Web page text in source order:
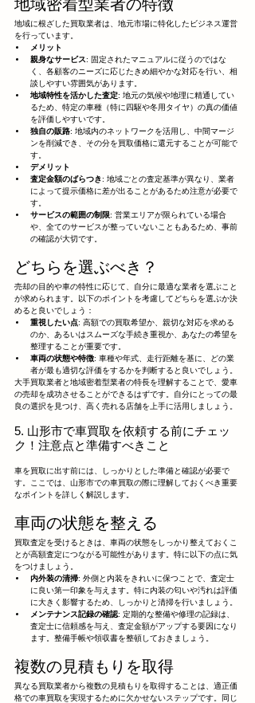
地域密着型業者の特徴
地域に根ざした買取業者は、地元市場に特化したビジネス運営
を行っています。
メリット
親身なサービス: 固定されたマニュアルに従うのではな
く、各顧客のニーズに応じたきめ細やかな対応を行い、相
談しやすい雰囲気があります。
地域特性を活かした査定: 地元の気候や地理に精通してい
るため、特定の車種（特に四駆や冬用タイヤ）の真の価値
を評価しやすいです。
独自の販路: 地域内のネットワークを活用し、中間マージ
ンを削減でき、その分を買取価格に還元することが可能で
す。
デメリット
査定金額のばらつき: 地域ごとの査定基準が異なり、業者
によって提示価格に差が出ることがあるため注意が必要で
す。
サービスの範囲の制限: 営業エリアが限られている場合
や、全てのサービスが整っていないこともあるため、事前
の確認が大切です。
どちらを選ぶべき？
売却の目的や車の特性に応じて、自分に最適な業者を選ぶこと
が求められます。以下のポイントを考慮してどちらを選ぶか決
めると良いでしょう：
重視したい点: 高額での買取希望か、親切な対応を求める
のか、あるいはスムーズな手続き重視か、あなたの希望を
整理することが重要です。
車両の状態や特徴: 車種や年式、走行距離を基に、どの業
者が最も適切な評価をするかを判断すると良いでしょう。
大手買取業者と地域密着型業者の特長を理解することで、愛車
の売却を成功させることができるはずです。自分にとっての最
良の選択を見つけ、高く売れる店舗を上手に活用しましょう。
5. 山形市で車買取を依頼する前にチェッ
ク！注意点と準備すべきこと
車を買取に出す前には、しっかりとした準備と確認が必要で
す。ここでは、山形市での車買取の際に理解しておくべき重要
なポイントを詳しく解説します。
車両の状態を整える
買取査定を受けるときは、車両の状態をしっかり整えておくこ
とが高額査定につながる可能性があります。特に以下の点に気
をつけましょう。
内外装の清掃: 外側と内装をきれいに保つことで、査定士
に良い第一印象を与えます。特に内装の匂いや汚れは評価
に大きく影響するため、しっかりと清掃を行いましょう。
メンテナンス記録の確認: 定期的な整備や修理の記録は、
査定士に信頼感を与え、査定金額がアップする要因になり
ます。整備手帳や領収書を整頓しておきましょう。
複数の見積もりを取得
異なる買取業者から複数の見積もりを取得することは、適正価
格での車買取を実現するために欠かせないステップです。同じ